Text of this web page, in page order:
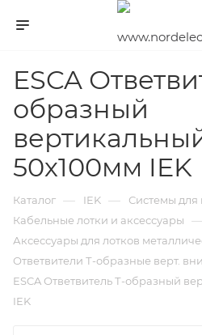
ESCA
образный
50х100мм IEK
Каталог — IEK — Системы для
Кабельные лотки и аксессуары
Аксессуары для лотков
Ответвители Т-образные верт.
ESCA Ответвитель Т-образный
IEK